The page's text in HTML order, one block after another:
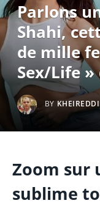
Parlons
Shahi,
de mille
Sex/Life
BY
Zoom sur
sublime